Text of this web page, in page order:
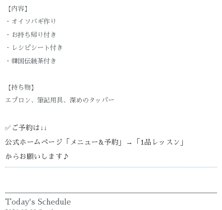
【内容】
・オイソバギ作り
・お持ち帰り付き
・レシピシート付き
・韓国伝統茶付き
【持ち物】
エプロン、筆記用具、深めのタッパー
✅️ご予約は↓↓
公式ホームページ「メニュー&予約」→「1品レッスン」
からお願いします♪
Today's Schedule